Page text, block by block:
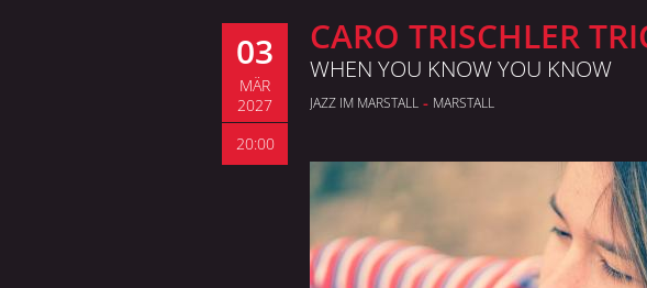
03
MÄR
2027
20:00
CARO TRISCHLER
WHEN YOU KNOW YOU KNOW
JAZZ IM MARSTALL - MARSTALL